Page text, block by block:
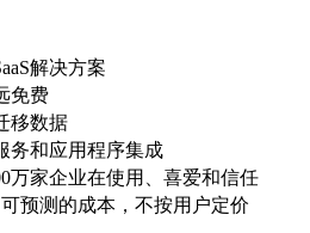
解决方案
免费
移数据
务和应用程序集成
万家企业在使用、喜爱和信任
可预测的成本，不按用户定价